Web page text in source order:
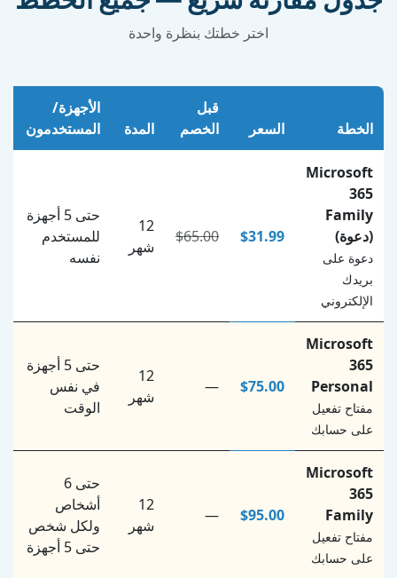
اختر خطتك بنظرة واحدة
الخطة السعر
قبل
الخصم
المدة
الأجهزة/
المستخدمون
Microsoft
365
Family
(دعوة)
دعوة على
بريدك
الإلكتروني
$31.99
$65.00
12
شهر
حتى 5 أجهزة
للمستخدم
نفسه
Microsoft
365
Personal
مفتاح تفعيل
على حسابك
$75.00
—
12
شهر
حتى 5 أجهزة
في نفس
الوقت
Microsoft
365
Family
مفتاح تفعيل
على حسابك
$95.00
—
12
شهر
حتى 6
أشخاص
ولكل شخص
حتى 5 أجهزة